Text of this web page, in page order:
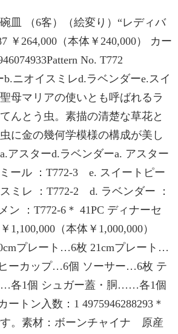
皿 （6客）（絵変り）“レディバ
￥264,000（本体￥240,000） カー
No. T772
b.ニオイスミレd.ラベンダーe.スイ
母マリアの使いとも呼ばれるラ
んとう虫。素描の清楚な草花と
に金の幾何学模様の構成が美し
アスターd.ラベンダーa. アスター
ール ：T772-3 e. スイートピー
スミレ ：T772-2 d. ラベンダー ：
：T772-6＊ 41PC ディナーセ
1,100,000（本体￥1,000,000）
プレート…6枚 21cmプレート…
ーカップ…6個 ソーサー…6枚 テ
…各1個 シュガー蓋・胴……各1個
トン入数：1 4975946288293＊
。素材：ボーンチャイナ 原産